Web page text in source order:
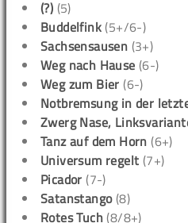
(?) (5)
Buddelfink (5+/6-)
Sachsensausen (3+)
Weg nach Hause (6-)
Weg zum Bier (6-)
Notbremsung in der
Zwerg Nase,
Tanz auf dem Horn (6+)
Universum regelt (7+)
Picador (7-)
Satanstango(8)
Rotes Tuch (8/8+)